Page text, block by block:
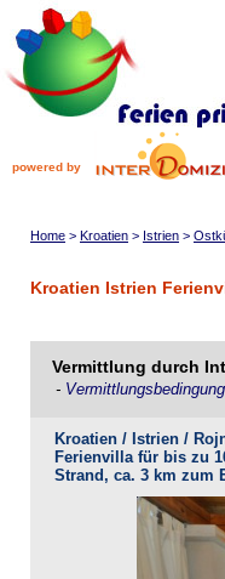
powered by
Home > Kroatien > Istrien >
Kroatien Istrien
Vermittlung durch
-
Kroatien / Istrien /
Ferienvilla für bis zu
Strand, ca. 3 km zum